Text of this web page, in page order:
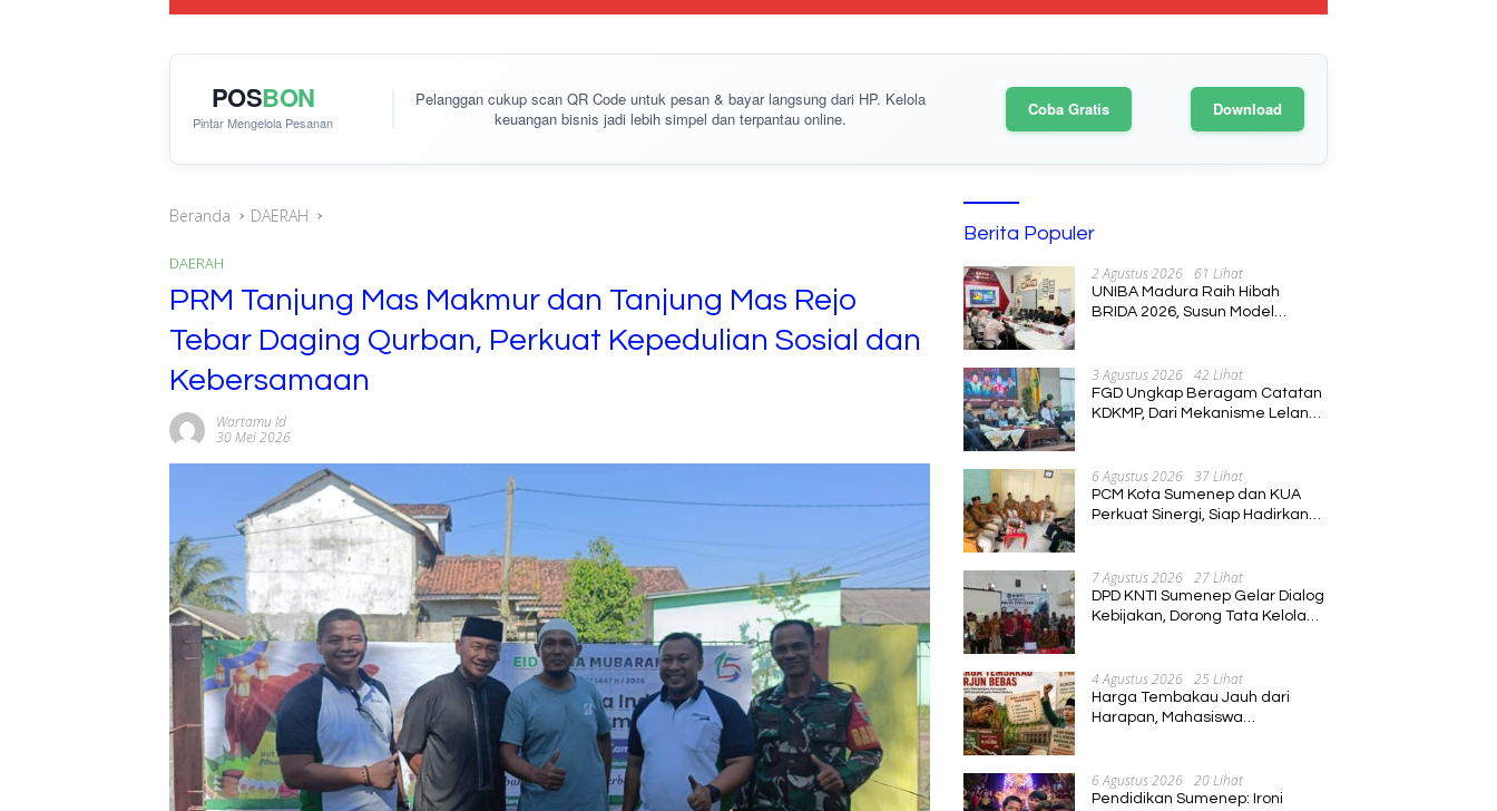
POSBON
Pintar Mengelola Pesanan
Pelanggan cukupscan QR Code untuk pesan & bayar langsung dari HP. Kelola
keuangan bisnis jadi lebih simpel dan terpantau online.
Coba Gratis Download
Beranda DAERAH
DAERAH
PRM Tanjung Mas Makmur dan Tanjung Mas Rejo
Tebar Daging Qurban, Perkuat Kepedulian Sosial dan
Kebersamaan
Wartamu Id
30 Mei 2026
Berita Populer
2 Agustus 2026 61 Lihat
UNIBA Madura Raih Hibah
BRIDA 2026, Susun Model
Kreatif
3 Agustus 2026 42 Lihat
FGD Ungkap Beragam Catatan
KDKMP, Dari Mekanisme Lelang
6 Agustus 2026 37 Lihat
PCM Kota Sumenep dan KUA
Perkuat Sinergi, Siap Hadirkan
7 Agustus 2026 27 Lihat
DPD KNTI Sumenep Gelar Dialog
Kebijakan, Dorong Tata Kelola
4 Agustus 2026 25 Lihat
Harga Tembakau Jauh dari
Harapan, Mahasiswa
6 Agustus 2026 20 Lihat
Pendidikan Sumenep: Ironi